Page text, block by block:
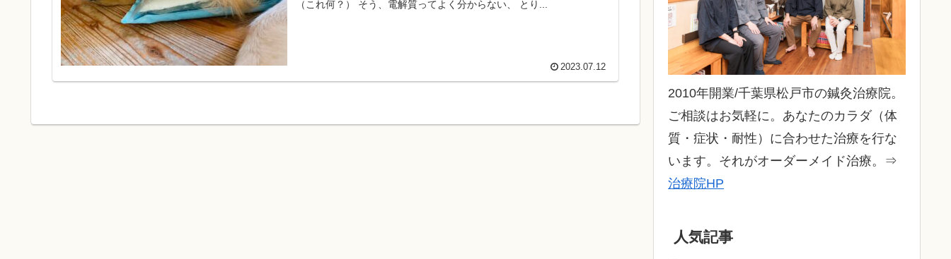
（これ何？） そう、電解質ってよく分からない、 とり...
2023.07.12
2010年開業/千葉県松戸市の鍼灸治療院。
ご相談はお気軽に。あなたのカラダ（体
質・症状・耐性）に合わせた治療を行な
います。それがオーダーメイド治療。⇒
治療院HP
人気記事